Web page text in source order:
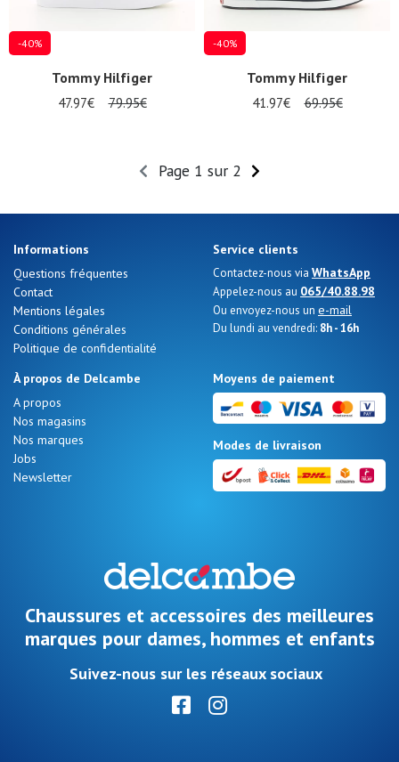
-40%
Tommy Hilfiger
47.97€ 79.95€
-40%
Tommy Hilfiger
41.97€ 69.95€
Page 1 sur 2
Informations
Questions fréquentes
Contact
Mentions légales
Conditions générales
Politique de confidentialité
Service clients
Contactez-nous via WhatsApp
Appelez-nous au 065/40.88.98
Ou envoyez-nous un e-mail
Du lundi au vendredi: 8h - 16h
À propos de Delcambe
A propos
Nos magasins
Nos marques
Jobs
Newsletter
Moyens de paiement
Modes de livraison
Chaussures et accessoires des meilleures
marques pour dames, hommes et enfants
Suivez-nous sur les réseaux sociaux